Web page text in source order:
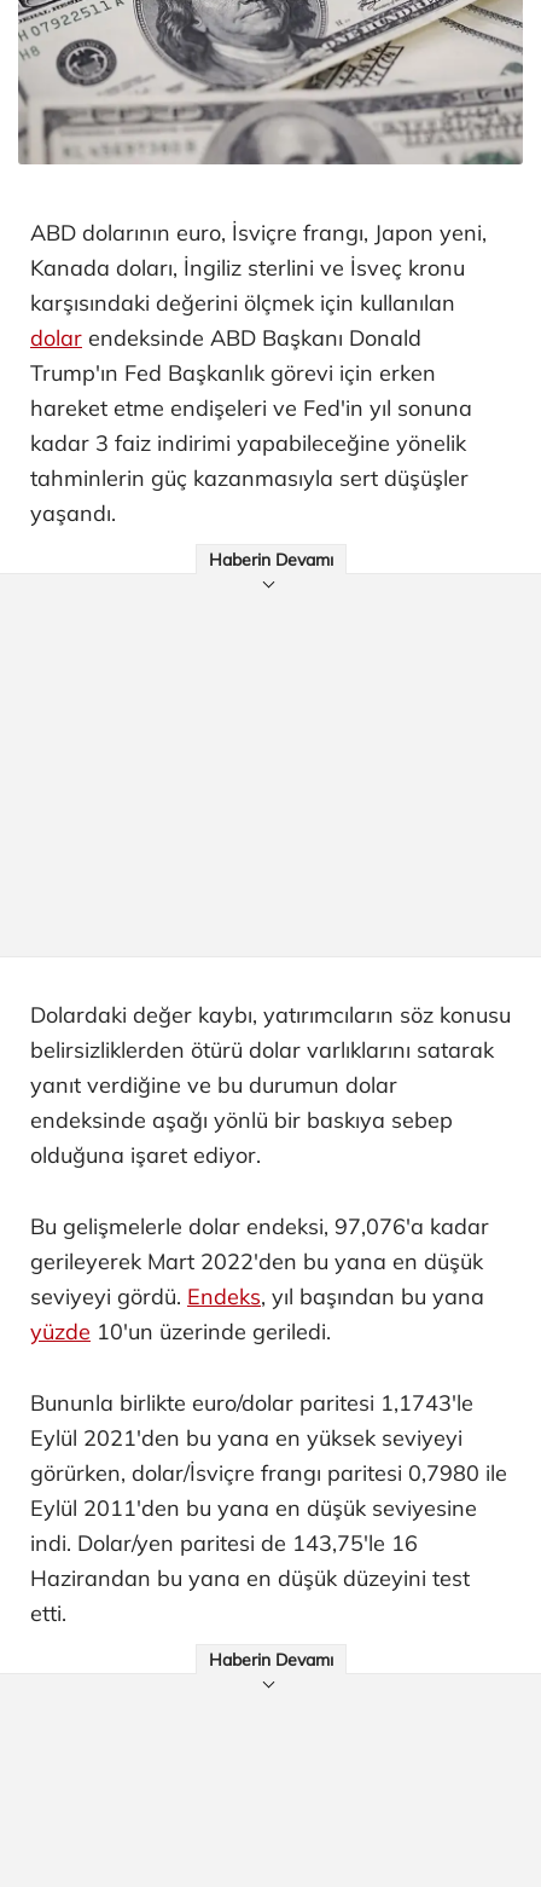
ABD dolarının euro, İsviçre frangı, Japon yeni,
Kanada doları, İngiliz sterlini ve İsveç kronu
karşısındaki değerini ölçmek için kullanılan
dolar endeksinde ABD Başkanı Donald
Trump'ın Fed Başkanlık görevi için erken
hareket etme endişeleri ve Fed'in yıl sonuna
kadar 3 faiz indirimi yapabileceğine yönelik
tahminlerin güç kazanmasıyla sert düşüşler
yaşandı.
Haberin Devamı
Dolardaki değer kaybı, yatırımcıların söz konusu
belirsizliklerden ötürü dolar varlıklarını satarak
yanıt verdiğine ve bu durumun dolar
endeksinde aşağı yönlü bir baskıya sebep
olduğuna işaret ediyor.
Bu gelişmelerle dolar endeksi, 97,076'a kadar
gerileyerek Mart 2022'den bu yana en düşük
seviyeyi gördü. Endeks, yıl başından bu yana
yüzde 10'un üzerinde geriledi.
Bununla birlikte euro/dolar paritesi 1,1743'le
Eylül 2021'den bu yana en yüksek seviyeyi
görürken, dolar/İsviçre frangı paritesi 0,7980 ile
Eylül 2011'den bu yana en düşük seviyesine
indi. Dolar/yen paritesi de 143,75'le 16
Hazirandan bu yana en düşük düzeyini test
etti.
Haberin Devamı